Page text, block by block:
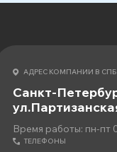
АДРЕС КОМПАНИИ В СПБ
Санкт-
Время работы: пн-пт
ТЕЛЕФОНЫ